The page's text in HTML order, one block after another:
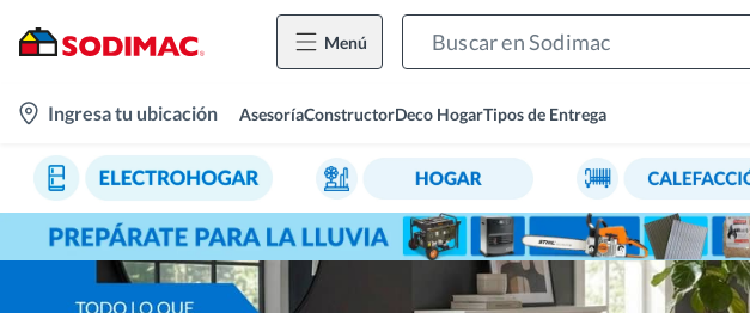
Menú
location-
Ingresa tu ubicación AsesoríaConstructorDeco HogarTipos de Entrega